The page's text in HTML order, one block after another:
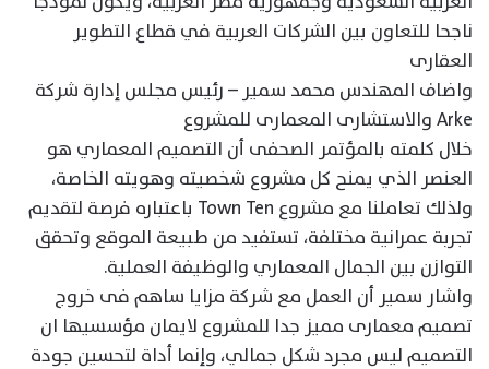
ناجحا للتعاون بين الشركات العربية في قطاع التطوير
العقارى
واضاف المهندس محمد سمير – رئيس مجلس إدارة شركة
Arke والاستشارى المعمارى للمشروع
خلال كلمته بالمؤتمر الصحفى أن التصميم المعماري هو
العنصر الذي يمنح كل مشروع شخصيته وهويته الخاصة،
ولذلك تعاملنا مع مشروع Town Ten باعتباره فرصة لتقديم
تجربة عمرانية مختلفة، تستفيد من طبيعة الموقع وتحقق
التوازن بين الجمال المعماري والوظيفة العملية.
واشار سمير أن العمل مع شركة مزايا ساهم فى خروج
تصميم معمارى مميز جدا للمشروع لايمان مؤسسيها ان
التصميم ليس مجرد شكل جمالي، وإنما أداة لتحسين جودة